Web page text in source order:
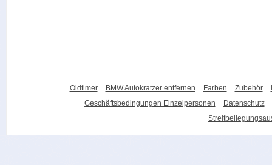
Oldtimer BMW Autokratzer entfernen Farben Zubehör
Geschäftsbedingungen Einzelpersonen
Datenschutz